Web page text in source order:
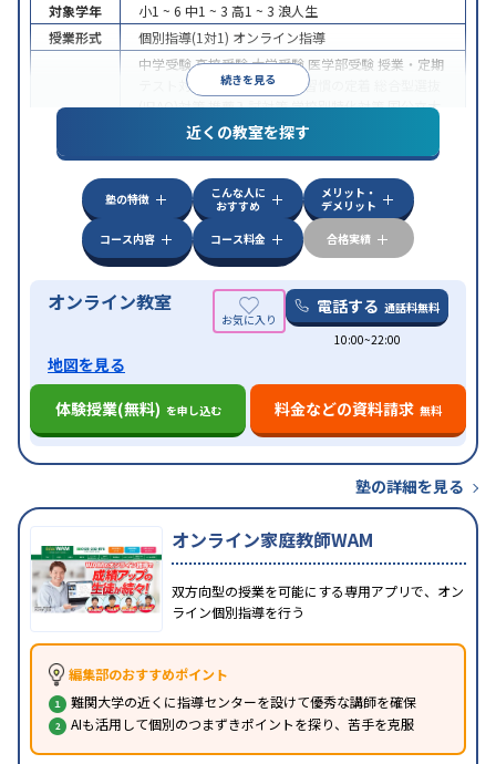
続きを見る
対象学年 小1 ~ 6 中1 ~ 3 高1 ~ 3 浪人生
授業形式
個別指導(1対1) オンライン指導
中学受験高校受験大学受験 医学部受験 授業・定期
テスト対策
内申点対策 学習習慣の定着
(旧AO)対策推薦入試対策学校別特化対策国公立大
私大対策共通テスト対策
英語・英会話特化
特徴
中高一貫校生に対応授業の振替可能 不登校生に対
オンライン対応 1科目から受講可能季節講習の
みの受講可
自習室あり
近くの教室を探す
塾の特徴
こんな人に
おすすめ
メリット・
デメリット
コース内容
コース料金 合格実績
オンライン教室 電話する 通話料無料
10:00~22:00
地図を見る
体験授業(無料) を申し込む 料金などの資料請求 無料
塾の詳細を見る
オンライン家庭教師WAM
双方向型の授業を可能にする専用アプリで、オン
ライン個別指導を行う
編集部のおすすめポイント
難関大学の近くに指導センターを設けて優秀な講師を確保
AIも活用して個別のつまずきポイントを探り、苦手を克服